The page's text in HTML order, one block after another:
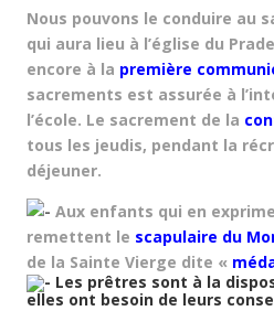
Nous pouvons le conduire au
qui aura lieu à l’église du
encore à la première
sacrements est assurée à
l’école. Le sacrement de la
tous les jeudis, pendant la
déjeuner.
Aux enfants qui en
remettent le scapulaire du
de la Sainte Vierge dite «
Les prêtres sont à la
elles ont besoin de leurs